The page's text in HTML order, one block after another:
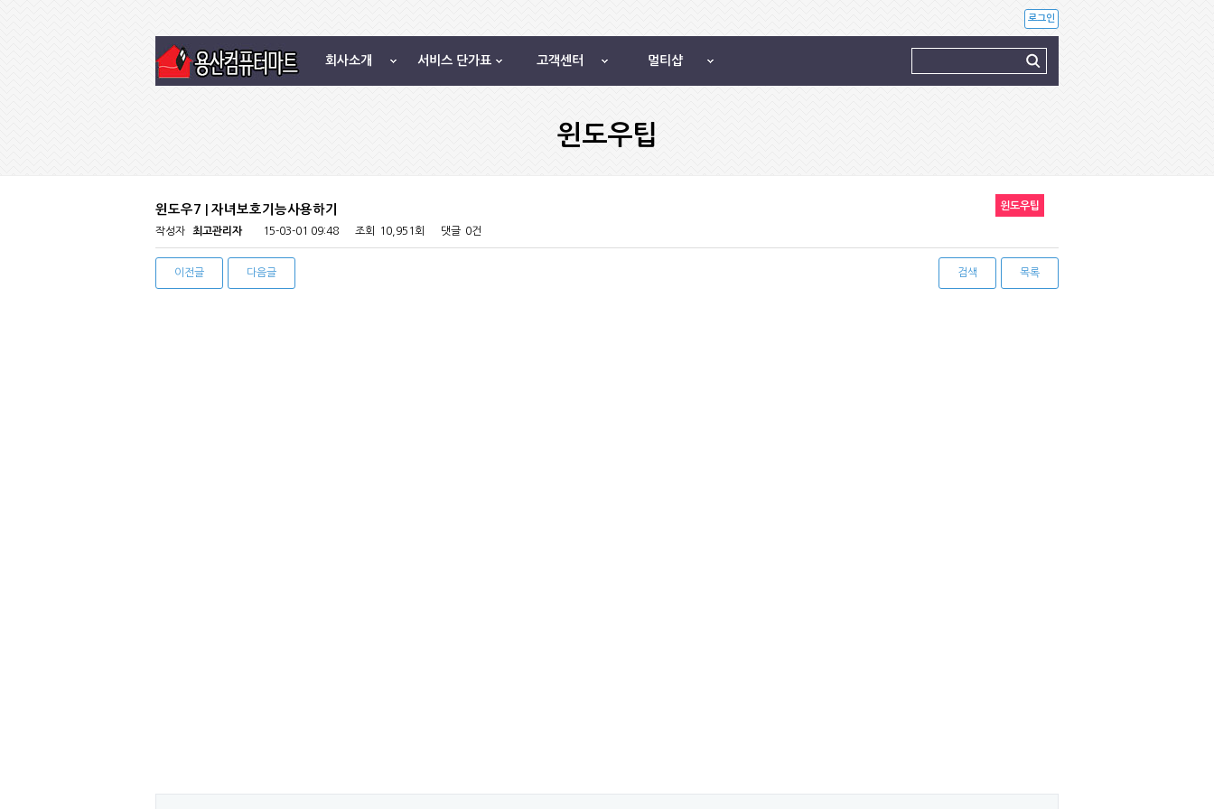
회사소개 서비스 단가표 고객센터 멀티샵
로그인
윈도우팁
윈도우팁
윈도우7 | 자녀보호기능사용하기
작성자 최고관리자 15-03-01 09:48 조회 10,951회 댓글 0건
이전글 다음글 검색 목록